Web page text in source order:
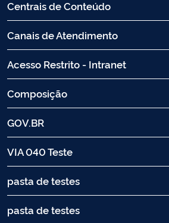
Centrais de Conteúdo
Canais de Atendimento
Acesso Restrito - Intranet
Composição
GOV.BR
VIA 040 Teste
pasta de testes
pasta de testes